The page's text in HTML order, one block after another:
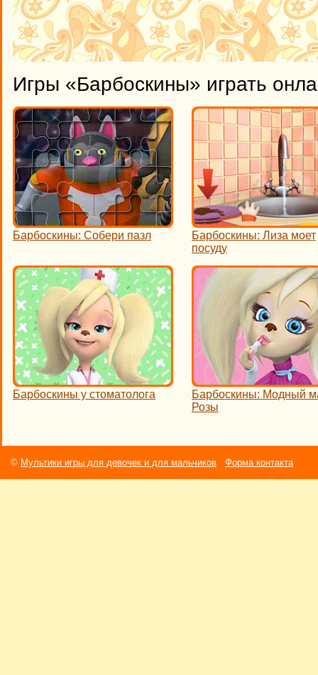
Игры «Барбоскины» играть
Барбоскины: Собери пазл
Барбоскины: Лиза моет
посуду
Барбоскины у стоматолога
Барбоскины: Модный
Розы
© Мультики игры для девочек и для мальчиков Форма контакта